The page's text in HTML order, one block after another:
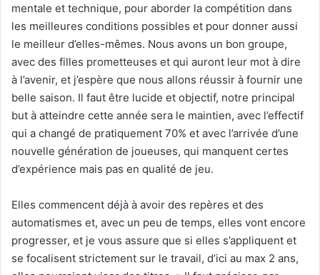
mentale et technique, pour aborder la compétition dans
les meilleures conditions possibles et pour donner aussi
le meilleur d’elles-mêmes. Nous avons un bon groupe,
avec des filles prometteuses et qui auront leur mot à dire
à l’avenir, et j’espère que nous allons réussir à fournir une
belle saison. Il faut être lucide et objectif, notre principal
but à atteindre cette année sera le maintien, avec l’effectif
qui a changé de pratiquement 70% et avec l’arrivée d’une
nouvelle génération de joueuses, qui manquent certes
d’expérience mais pas en qualité de jeu.
Elles commencent déjà à avoir des repères et des
automatismes et, avec un peu de temps, elles vont encore
progresser, et je vous assure que si elles s’appliquent et
se focalisent strictement sur le travail, d’ici au max 2 ans,